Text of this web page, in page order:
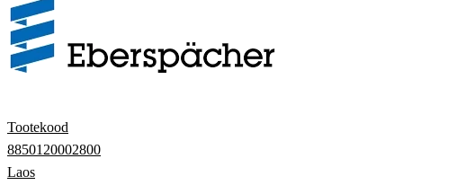
Tootekood
8850120002800
Laos